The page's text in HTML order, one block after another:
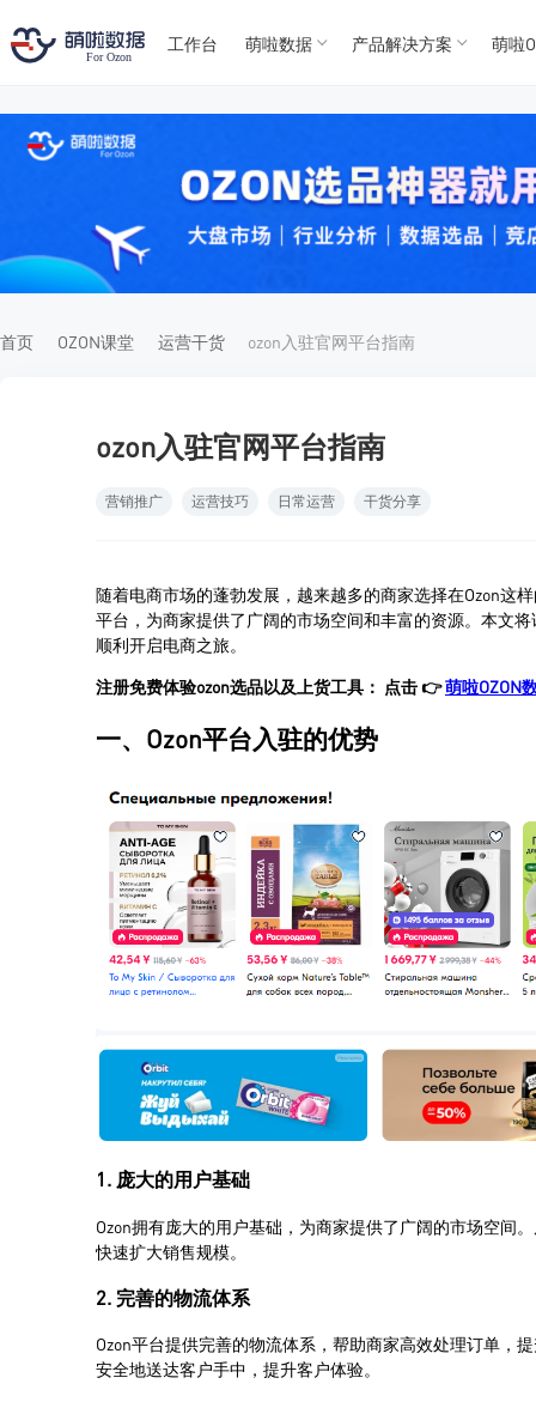
For
For
工作台 萌啦数据 产品解决方案 萌啦
首页 OZON课堂 运营干货 ozon入驻官网平台指南
ozon入驻官网平台指南
营销推广 运营技巧 日常运营 干货分享